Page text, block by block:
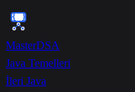
{ }
MasterDSA
Java Temelleri
İleri Java